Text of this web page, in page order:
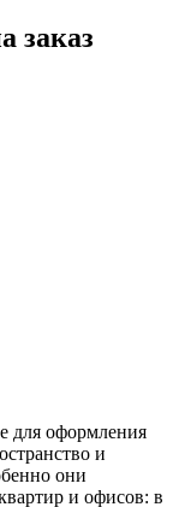
заказ
для оформления
и
они
и офисов: в